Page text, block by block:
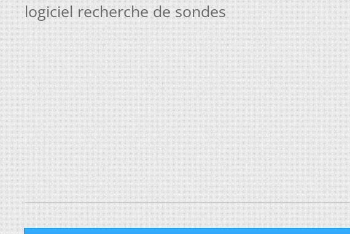
logiciel recherche de sondes